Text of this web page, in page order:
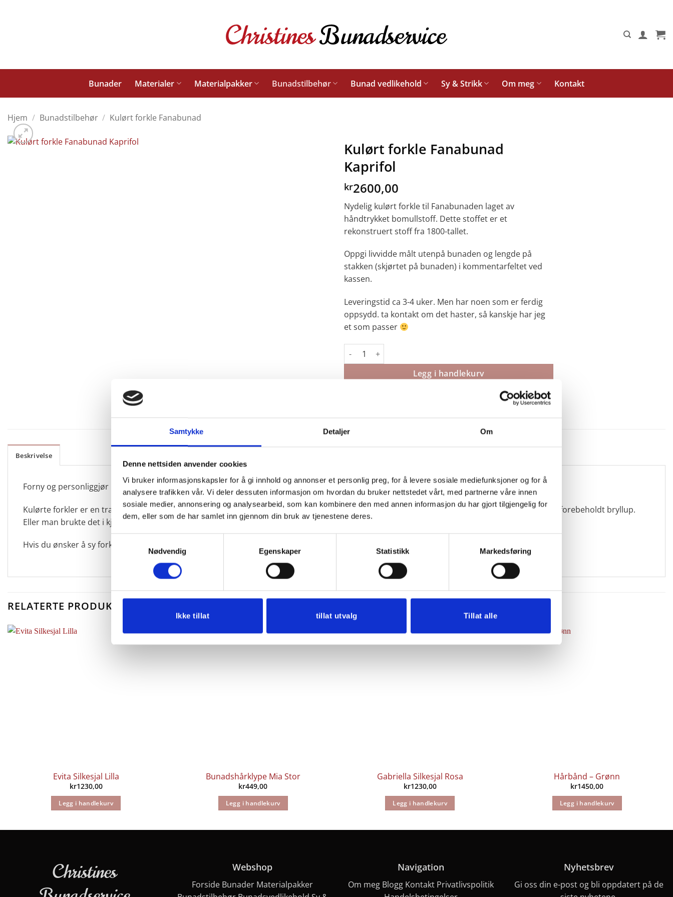
Samtykke Detaljer Om
Denne nettsiden anvender cookies
Vi bruker informasjonskapsler for å gi innhold og annonser et personlig preg, for å levere sosiale mediefunksjoner og for å
analysere trafikken vår. Vi deler dessuten informasjon om hvordan du bruker nettstedet vårt, med partnerne våre innen
sosiale medier, annonsering og analysearbeid, som kan kombinere den med annen informasjon du har gjort tilgjengelig for
dem, eller som de har samlet inn gjennom din bruk av tjenestene deres.
Nødvendig
Egenskaper Statistikk Markedsføring
Ikke tillat tillat utvalg Tillat alle
Bunader Materialer Materialpakker Bunadstilbehør Bunad vedlikehold Sy & Strikk Om meg Kontakt
Hjem / Bunadstilbehør / Kulørt forkle Fanabunad
Kulørt forkle Fanabunad
Kaprifol
kr2600,00
Nydelig kulørt forkle til Fanabunaden laget av
håndtrykket bomullstoff. Dette stoffet er et
rekonstruert stoff fra 1800-tallet.
Oppgi livvidde målt utenpå bunaden og lengde på
stakken (skjørtet på bunaden) i kommentarfeltet ved
kassen.
Leveringstid ca 3-4 uker. Men har noen som er ferdig
oppsydd. ta kontakt om det haster, så kanskje har jeg
et som passer
Kulørt forkle Fanabunad Kaprifol antall
Legg i handlekurv
Beskrivelse
Forny og personliggjør bunaden din med kulørt forkle. Her får du alt du trenger til å sy ditt eget kulørte forkle.
Kulørte forkler er en tradisjonell del av bunaden som man brukte til de litt mindre festlige begivenheter da det hvite broderte forkle gjerne ble forebeholdt bryllup.
Eller man brukte det i kjøkkenet til å ha over det hvite for å beskytte det mot flekker.
Hvis du ønsker å sy forkle selv kan du kjøpe materialpakke
RELATERTE PRODUKTER
Evita Silkesjal Lilla
kr1230,00
Legg i handlekurv
Bunadshårklype Mia Stor
kr449,00
Legg i handlekurv
Gabriella Silkesjal Rosa
kr1230,00
Legg i handlekurv
Hårbånd – Grønn
kr1450,00
Legg i handlekurv
Christines
Webshop
Forside Bunader Materialpakker
Navigation
Om meg Blogg Kontakt Privatlivspolitik
Nyhetsbrev
Gi oss din e-post og bli oppdatert på de